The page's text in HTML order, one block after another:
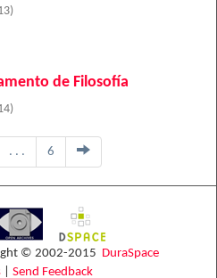
)
de Filosofía
)
. . . 6
© 2002-2015 DuraSpace
| Send Feedback